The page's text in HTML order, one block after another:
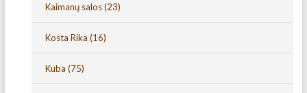
Kaimanų salos(23)
Kosta Rika (16)
Kuba (75)